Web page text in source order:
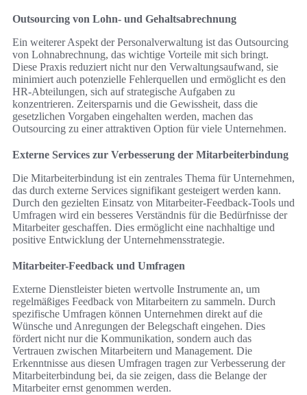
Outsourcing von Lohn- und Gehaltsabrechnung
Ein weiterer Aspekt der Personalverwaltung ist das Outsourcing
von Lohnabrechnung, das wichtige Vorteile mit sich bringt.
Diese Praxis reduziert nicht nur den Verwaltungsaufwand, sie
minimiert auch potenzielle Fehlerquellen und ermöglicht es den
HR-Abteilungen, sich auf strategische Aufgaben zu
konzentrieren. Zeitersparnis und die Gewissheit, dass die
gesetzlichen Vorgaben eingehalten werden, machen das
Outsourcing zu einer attraktiven Option für viele Unternehmen.
Externe Services zur Verbesserung der Mitarbeiterbindung
Die Mitarbeiterbindung ist ein zentrales Thema für Unternehmen,
das durch externe Services signifikant gesteigert werden kann.
Durch den gezielten Einsatz von Mitarbeiter-Feedback-Tools und
Umfragen wird ein besseres Verständnis für die Bedürfnisse der
Mitarbeiter geschaffen. Dies ermöglicht eine nachhaltige und
positive Entwicklung der Unternehmensstrategie.
Mitarbeiter-Feedback und Umfragen
Externe Dienstleister bieten wertvolle Instrumente an, um
regelmäßiges Feedback von Mitarbeitern zu sammeln. Durch
spezifische Umfragen können Unternehmen direkt auf die
Wünsche und Anregungen der Belegschaft eingehen. Dies
fördert nicht nur die Kommunikation, sondern auch das
Vertrauen zwischen Mitarbeitern und Management. Die
Erkenntnisse aus diesen Umfragen tragen zur Verbesserung der
Mitarbeiterbindung bei, da sie zeigen, dass die Belange der
Mitarbeiter ernst genommen werden.